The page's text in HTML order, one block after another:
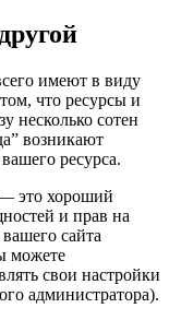
имеют в виду
что ресурсы и
несколько сотен
возникают
ресурса.
это хороший
и прав на
сайта
можете
свои настройки
администратора).